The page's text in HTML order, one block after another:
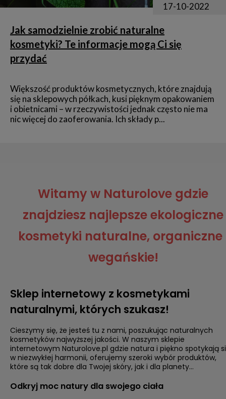
17-10-2022
Jak samodzielnie zrobić naturalne
kosmetyki? Te informacje mogą Ci się
przydać
Większość produktów kosmetycznych, które znajdują
się na sklepowych półkach, kusi pięknym opakowaniem
i obietnicami – w rzeczywistości jednak często nie ma
nic więcej do zaoferowania. Ich składy p...
Witamy w Naturolove gdzie
znajdziesz najlepsze ekologiczne
kosmetyki naturalne, organiczne
wegańskie!
Sklep internetowy z kosmetykami
naturalnymi, których szukasz!
Cieszymy się, że jesteś tu z nami, poszukując naturalnych
kosmetyków najwyższej jakości. W naszym sklepie
internetowym Naturolove.pl gdzie natura i piękno spotykają
w niezwykłej harmonii, oferujemy szeroki wybór produktów,
które są tak dobre dla Twojej skóry, jak i dla planety...
Odkryj moc natury dla swojego ciała